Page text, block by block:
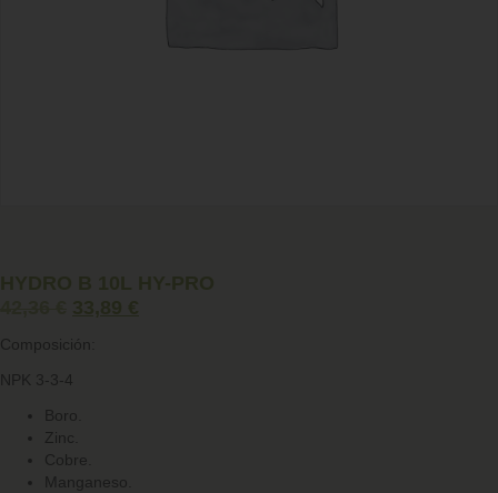
HYDRO B 10L HY-PRO
33,89 €
Composición:
NPK 3-3-4
Boro.
Zinc.
Cobre.
Manganeso.